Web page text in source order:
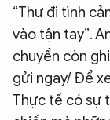
“Thư đi tình
vào tận tay”.
chuyển còn
gửi ngay/ Để
Thực tế có sự